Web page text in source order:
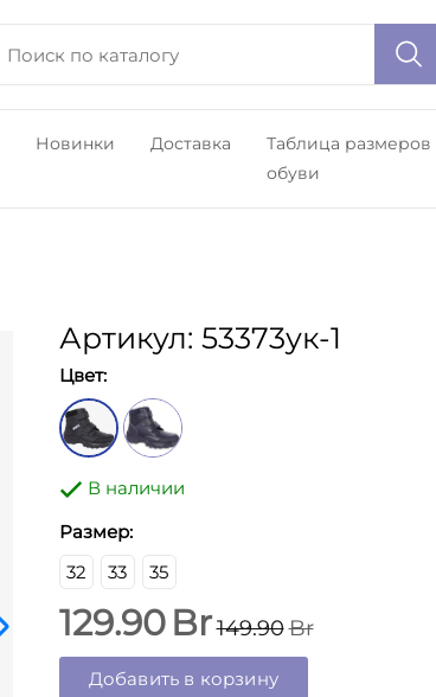
Новинки Доставка
Таблица размеров
обуви
Артикул: 53373ук-1
Цвет:
В наличии
Размер:
32
33 35
129.90 Br149.90Br
Добавить в корзину